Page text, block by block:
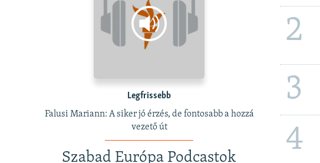
Legfrissebb
Falusi Mariann: A siker jó érzés, de fontosabb a hozzá
vezető út
Szabad Európa Podcastok
2
3
4